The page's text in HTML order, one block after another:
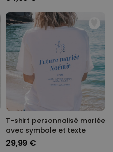
T-shirt personnalisé mariée
avec symbole et texte
29,99 €